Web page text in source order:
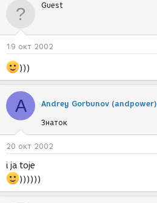
Guest
19 окт 2002
)))
A Andrey Gorbunov (andpower)
Знаток
20 окт 2002
i ja toje
))))))